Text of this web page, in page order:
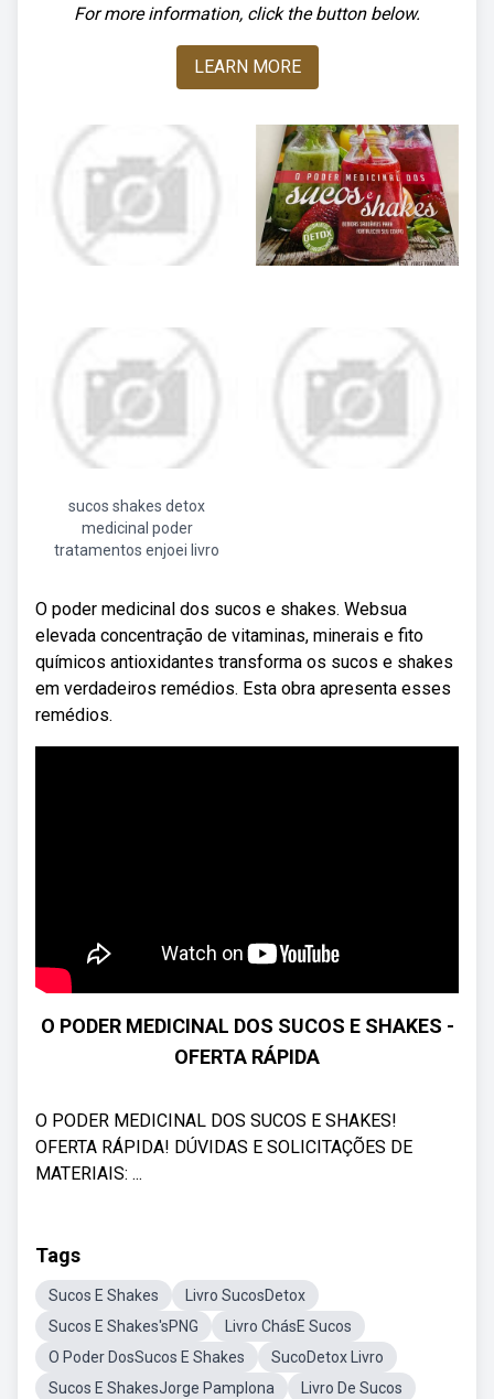
For more information, click the button below.
LEARN MORE
sucos shakes detox
medicinal poder
tratamentos enjoei livro
O poder medicinal dos sucos e shakes. Websua
elevada concentração de vitaminas, minerais e fito
químicos antioxidantes transforma os sucos e shakes
em verdadeiros remédios. Esta obra apresenta esses
remédios.
O PODER MEDICINAL DOS SUCOS E SHAKES -
OFERTA RÁPIDA
O PODER MEDICINAL DOS SUCOS E SHAKES!
OFERTA RÁPIDA! DÚVIDAS E SOLICITAÇÕES DE
MATERIAIS: ...
Tags
Sucos E Shakes
Livro SucosDetox
Sucos E Shakes'sPNG
Livro ChásE Sucos
O Poder DosSucos E Shakes
SucoDetox Livro
Sucos E ShakesJorge Pamplona
Livro De Sucos